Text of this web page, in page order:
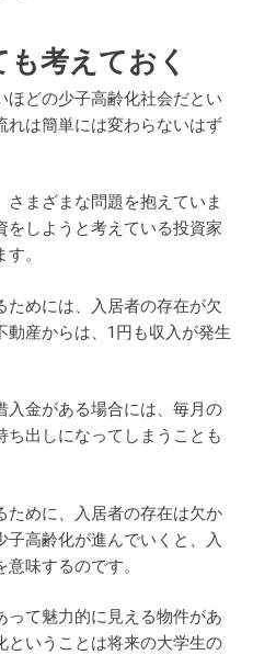
考えておく
ほどの少子高齢化社会だとい
れは簡単には変わらないはず
まざまな問題を抱えていま
をしようと考えている投資家
。
めには、入居者の存在が欠
産からは、1円も収入が発生
入金がある場合には、毎月の
出しになってしまうことも
ために、入居者の存在は欠か
高齢化が進んでいくと、入
味するのです。
って魅力的に見える物件があ
ということは将来の大学生の